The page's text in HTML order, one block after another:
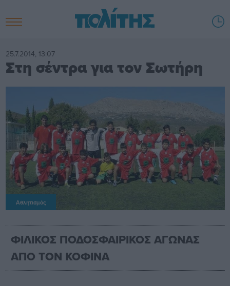
25.7.2014, 13:07
Στη σέντρα για τον Σωτήρη
Αθλητισμός
ΦΙΛΙΚΟΣ ΠΟΔΟΣΦΑΙΡΙΚΟΣ ΑΓΩΝΑΣ
ΑΠΟ ΤΟΝ ΚΟΦΙΝΑ